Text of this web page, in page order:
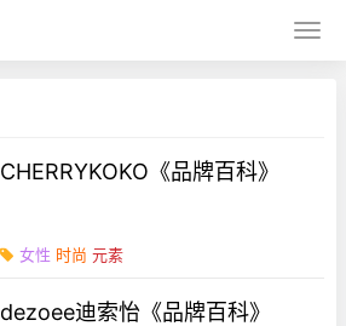
CHERRYKOKO《品牌百科》
女性 时尚 元素
dezoee迪索怡《品牌百科》